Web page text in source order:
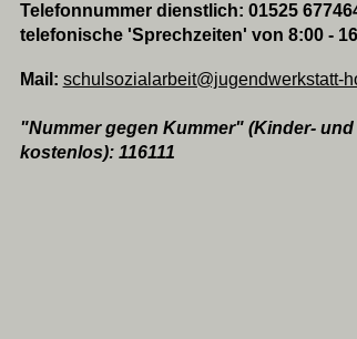
Telefonnummer dienstlich: 01525
telefonische 'Sprechzeiten' von 8:00 -
Mail: schulsozialarbeit@jugendwerkstatt-
"Nummer gegen Kummer" (Kinder-
kostenlos): 116111